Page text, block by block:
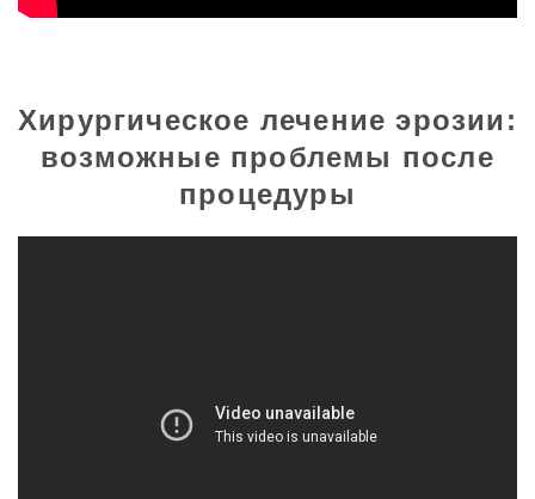
Хирургическое лечение эрозии:
возможные проблемы после
процедуры